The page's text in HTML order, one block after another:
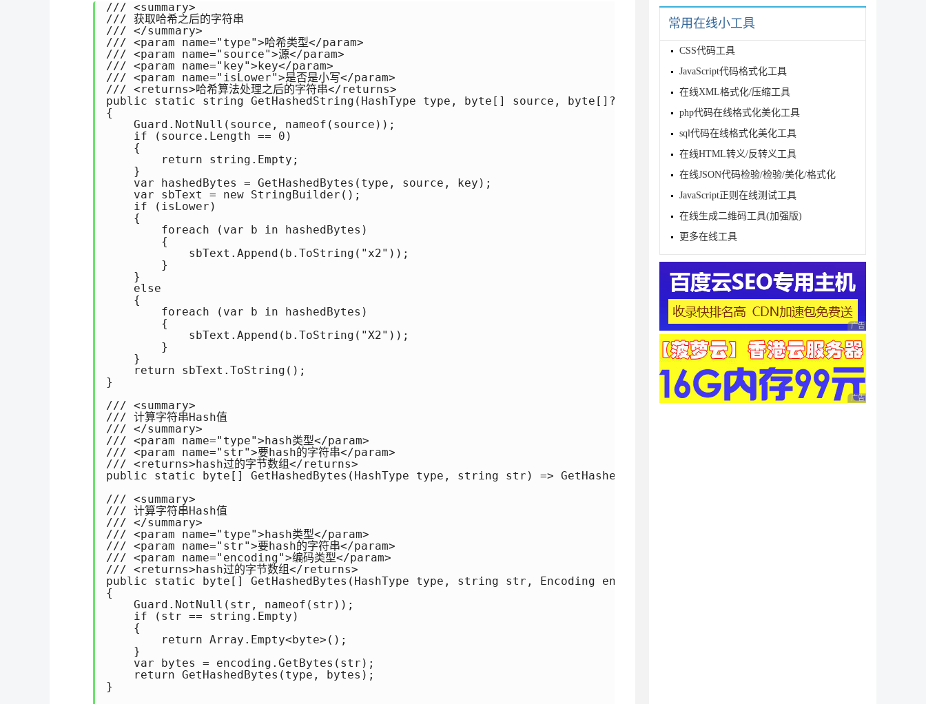
/// <summary>
/// 获取哈希之后的字符串
/// </summary>
/// <param name="type">哈希类型</param>
/// <param name="source">源</param>
/// <param name="key">key</param>
/// <param name="isLower">是否是小写</param>
/// <returns>哈希算法处理之后的字符串</returns>
public static string GetHashedString(HashType type, byte[] source, byte[]? key, bool isLower = false)
{
    Guard.NotNull(source, nameof(source));
    if (source.Length == 0)
    {
        return string.Empty;
    }
    var hashedBytes = GetHashedBytes(type, source, key);
    var sbText = new StringBuilder();
    if (isLower)
    {
        foreach (var b in hashedBytes)
        {
            sbText.Append(b.ToString("x2"));
        }
    }
    else
    {
        foreach (var b in hashedBytes)
        {
            sbText.Append(b.ToString("X2"));
        }
    }
    return sbText.ToString();
}
/// <summary>
/// 计算字符串Hash值
/// </summary>
/// <param name="type">hash类型</param>
/// <param name="str">要hash的字符串</param>
/// <returns>hash过的字节数组</returns>
public static byte[] GetHashedBytes(HashType type, string str) => GetHashedBytes(type, str, Encoding.UTF8);
/// <summary>
/// 计算字符串Hash值
/// </summary>
/// <param name="type">hash类型</param>
/// <param name="str">要hash的字符串</param>
/// <param name="encoding">编码类型</param>
/// <returns>hash过的字节数组</returns>
public static byte[] GetHashedBytes(HashType type, string str, Encoding encoding)
{
    Guard.NotNull(str, nameof(str));
    if (str == string.Empty)
    {
        return Array.Empty<byte>();
    }
    var bytes = encoding.GetBytes(str);
    return GetHashedBytes(type, bytes);
}
常用在线小工具
CSS代码工具
JavaScript代码格式化工具
在线XML格式化/压缩工具
php代码在线格式化美化工具
sql代码在线格式化美化工具
在线HTML转义/反转义工具
在线JSON代码检验/检验/美化/格式化
JavaScript正则在线测试工具
在线生成二维码工具(加强版)
更多在线工具
广告 商业广告，理性
广告 商业广告，理性